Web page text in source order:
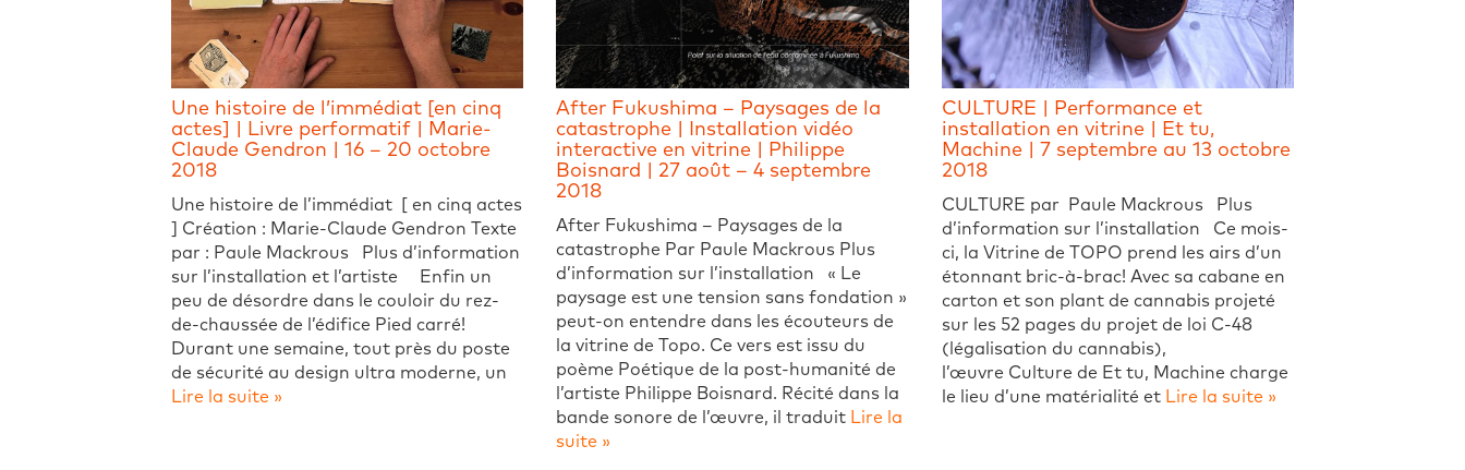
Une histoire de l’immédiat [en cinq
actes] | Livre performatif | Marie-
Claude Gendron | 16 – 20 octobre
2018
Une histoire de l’immédiat [ en cinq actes
] Création : Marie-Claude Gendron Texte
par : Paule Mackrous Plus d’information
sur l’installation et l’artiste Enfin un
peu de désordre dans le couloir du rez-
de-chaussée de l’édifice Pied carré!
Durant une semaine, tout près du poste
de sécurité au design ultra moderne, un
Lire la suite »
After Fukushima – Paysages de la
catastrophe | Installation vidéo
interactive en vitrine | Philippe
Boisnard | 27 août – 4 septembre
2018
After Fukushima – Paysages de la
catastrophe Par Paule Mackrous Plus
d’information sur l’installation « Le
paysage est une tension sans fondation »
peut-on entendre dans les écouteurs de
la vitrine de Topo. Ce vers est issu du
poème Poétique de la post-humanité de
l’artiste Philippe Boisnard. Récité dans la
bande sonore de l’œuvre, il traduit Lire la
suite »
CULTURE | Performance et
installation en vitrine | Et tu,
Machine | 7 septembre au 13 octobre
2018
CULTURE par Paule Mackrous Plus
d’information sur l’installation Ce mois-
ci, la Vitrine de TOPO prend les airs d’un
étonnant bric-à-brac! Avec sa cabane en
carton et son plant de cannabis projeté
sur les 52 pages du projet de loi C-48
(légalisation du cannabis),
l’œuvre Culture de Et tu, Machine charge
le lieu d’une matérialité et Lire la suite »